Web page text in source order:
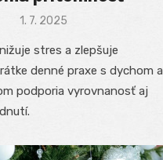
Posted
1. 7. 2025
stres a zlepšuje
denné praxe s dychom a
podporia vyrovnanosť aj